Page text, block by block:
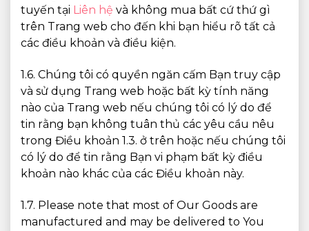
tuyến tại Liên hệ và không mua bất cứ thứ gì
trên Trang web cho đến khi bạn hiểu rõ tất cả
các điều khoản và điều kiện.
1.6. Chúng tôi có quyền ngăn cấm Bạn truy cập
và sử dụng Trang web hoặc bất kỳ tính năng
nào của Trang web nếu chúng tôi có lý do để
tin rằng bạn không tuân thủ các yêu cầu nêu
trong Điều khoản 1.3. ở trên hoặc nếu chúng tôi
có lý do để tin rằng Bạn vi phạm bất kỳ điều
khoản nào khác của các Điều khoản này.
1.7. Please note that most of Our Goods are
manufactured and may be delivered to You